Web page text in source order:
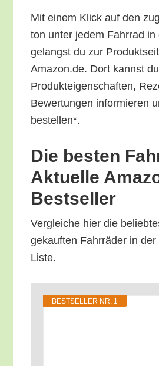
Mit einem Klick auf den
ton unter jedem Fahr­rad in
gelangst du zur
Amazon.de. Dort kannst
Pro­duk­tei­gen­schaf­ten,
Bewer­tun­gen infor­mie­ren
bestellen*.
Die bes­ten
Aktu­el­le
Bestseller
Ver­glei­che hier die
ge­kauf­ten Fahr­rä­der in
Liste.
BEST­SEL­LER NR. 1